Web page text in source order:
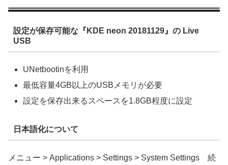
設定が保存可能な『KDE neon 20181129』の Live
USB
UNetbootinを利用
最低容量4GB以上のUSBメモリが必要
設定を保存出来るスペースを1.8GB程度に設定
日本語化について
メニュー > Applications > Settings > System Settings 続